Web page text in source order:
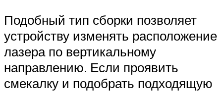
Подобный тип сборки позволяет
устройству изменять расположение
лазера по вертикальному
направлению. Если проявить
смекалку и подобрать подходящую